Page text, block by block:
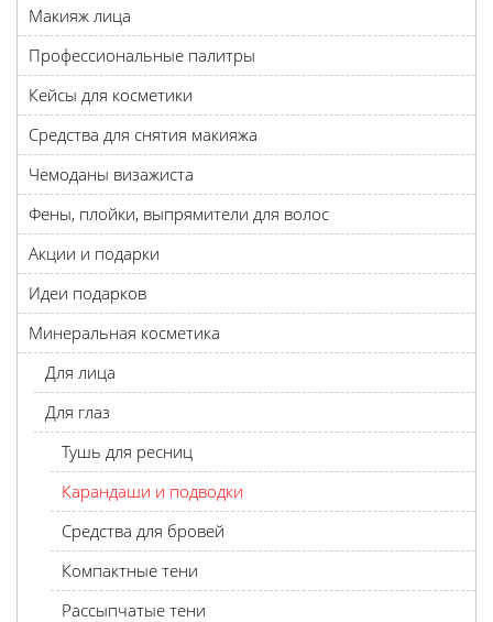
Макияж лица
Профессиональные палитры
Кейсы для косметики
Средства для снятия макияжа
Чемоданы визажиста
Фены, плойки, выпрямители для волос
Акции и подарки
Идеи подарков
Минеральная косметика
Для лица
Для глаз
Тушь для ресниц
Карандаши и подводки
Средства для бровей
Компактные тени
Рассыпчатые тени